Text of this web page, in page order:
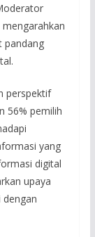
pandang
perspektif
56% pemilih
yang
digital
upaya